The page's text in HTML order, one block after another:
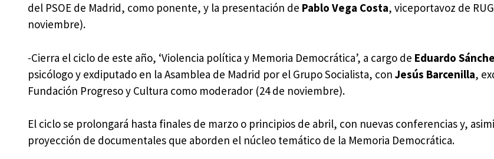
del PSOE de Madrid, como ponente, y la presentación de Pablo Vega Costa, viceportavoz de
noviembre).
-Cierra el ciclo de este año, ‘Violencia política y Memoria Democrática’, a cargo de Eduardo
psicólogo y exdiputado en la Asamblea de Madrid por el Grupo Socialista, con Jesús Barcenilla,
Fundación Progreso y Cultura como moderador (24 de noviembre).
El ciclo se prolongará hasta finales de marzo o principios de abril, con nuevas conferencias y,
proyección de documentales que aborden el núcleo temático de la Memoria Democrática.